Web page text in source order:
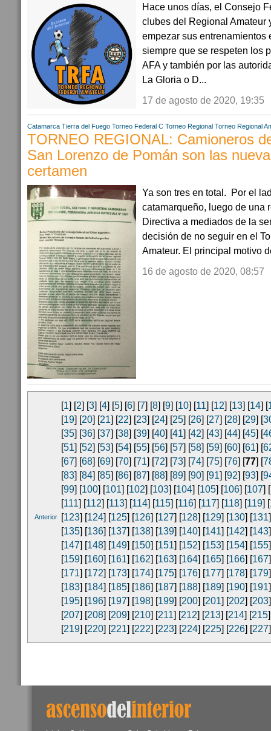
Hace unos días, el Consejo
clubes del Regional Amateur
empezar sus entrenamientos
siempre que se respeten los
AFA y también por las
La Gloria o D...
17 de agosto de 2020, 19:35
Catamarca Tierra del Fuego Torneo Federal C Torneo Regional Torneo Regional
TORNEO REGIONAL: Camioneros
San Lorenzo de Pomán son las
certamen
Ya son tres en total. Por el
catamarqueño, luego de una
Directiva a mediados de la
decisión de no seguir en el
Amateur. El principal motivo
16 de agosto de 2020, 08:57
Anterior
[1] [2] [3] [4] [5] [6] [7] [8] [9] [10] [11] [12] [13] [14] [
[19] [20] [21] [22] [23] [24] [25] [26] [27] [28] [29] [
[35] [36] [37] [38] [39] [40] [41] [42] [43] [44] [45] [
[51] [52] [53] [54] [55] [56] [57] [58] [59] [60] [61] [
[67] [68] [69] [70] [71] [72] [73] [74] [75] [76] [77] [
[83] [84] [85] [86] [87] [88] [89] [90] [91] [92] [93] [
[99] [100] [101] [102] [103] [104] [105] [106] [107] [
[111] [112] [113] [114] [115] [116] [117] [118] [119] [
[123] [124] [125] [126] [127] [128] [129] [130] [131
[135] [136] [137] [138] [139] [140] [141] [142] [143
[147] [148] [149] [150] [151] [152] [153] [154] [155
[159] [160] [161] [162] [163] [164] [165] [166] [167
[171] [172] [173] [174] [175] [176] [177] [178] [179
[183] [184] [185] [186] [187] [188] [189] [190] [191
[195] [196] [197] [198] [199] [200] [201] [202] [203
[207] [208] [209] [210] [211] [212] [213] [214] [215
[219] [220] [221] [222] [223] [224] [225] [226] [227